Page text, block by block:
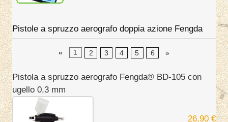
Pistole a spruzzo aerografo doppia azione Fengda
« 1 2 3 4 5 6 »
Pistola a spruzzo aerografo Fengda® BD-105 con
ugello 0,3 mm
26,90 €